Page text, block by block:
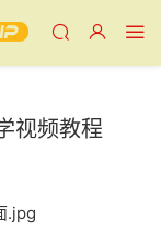
视频教程